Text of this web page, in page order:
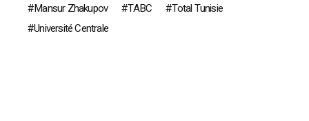
Mansur Zhakupov
TABC
Total Tunisie
Université Centrale